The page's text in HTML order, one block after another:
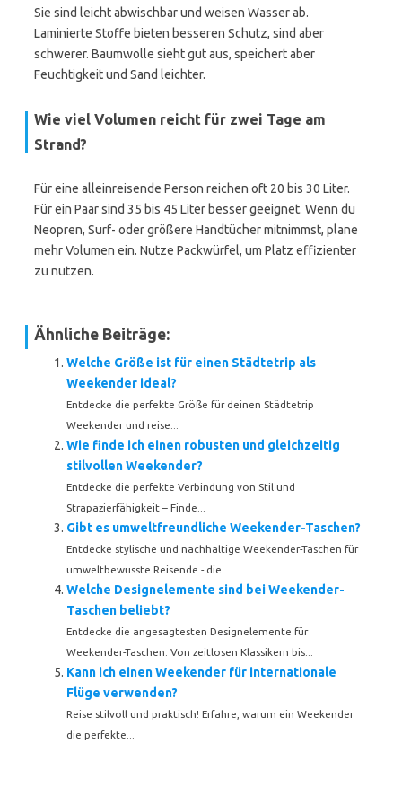
Sie sind leicht abwischbar und weisen Wasser ab.
Laminierte Stoffe bieten besseren Schutz, sind aber
schwerer. Baumwolle sieht gut aus, speichert aber
Feuchtigkeit und Sand leichter.
Wie viel Volumen reicht für zwei Tage am
Strand?
Für eine alleinreisende Person reichen oft 20 bis 30 Liter.
Für ein Paar sind 35 bis 45 Liter besser geeignet. Wenn du
Neopren, Surf- oder größere Handtücher mitnimmst, plane
mehr Volumen ein. Nutze Packwürfel, um Platz effizienter
zu nutzen.
Ähnliche Beiträge:
Welche Größe ist für einen Städtetrip als
Weekender ideal?
Entdecke die perfekte Größe für deinen Städtetrip
Weekender und reise...
Wie finde ich einen robusten und gleichzeitig
stilvollen Weekender?
Entdecke die perfekte Verbindung von Stil und
Strapazierfähigkeit – Finde...
Gibt es umweltfreundliche Weekender-Taschen?
Entdecke stylische und nachhaltige Weekender-Taschen für
umweltbewusste Reisende - die...
Welche Designelemente sind bei Weekender-
Taschen beliebt?
Entdecke die angesagtesten Designelemente für
Weekender-Taschen. Von zeitlosen Klassikern bis...
Kann ich einen Weekender für internationale
Flüge verwenden?
Reise stilvoll und praktisch! Erfahre, warum ein Weekender
die perfekte...